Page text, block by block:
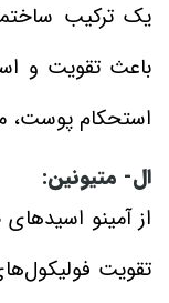
یک ترکیب
باعث تقویت و
استحکام پوست،
ال- متیونین:
از آمینو
تقویت